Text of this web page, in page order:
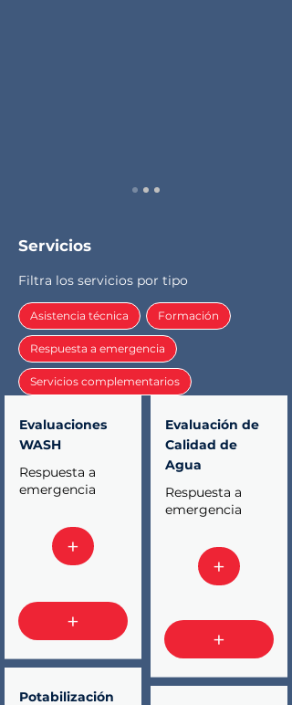
Servicios
Filtra los servicios por tipo
Asistencia técnica Formación
Respuesta a emergencia
Servicios complementarios
Evaluaciones
WASH
+
Respuesta a
emergencia
+
Potabilización
Evaluación de
Calidad de
Agua
+
Respuesta a
emergencia
+